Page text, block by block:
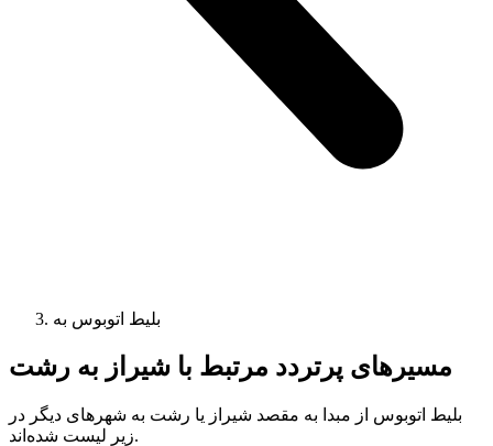
بلیط اتوبوس به
مسیرهای پرتردد مرتبط با شیراز به رشت
بلیط اتوبوس از مبدا به مقصد شیراز یا رشت به شهرهای دیگر در
زیر لیست شده‌اند.